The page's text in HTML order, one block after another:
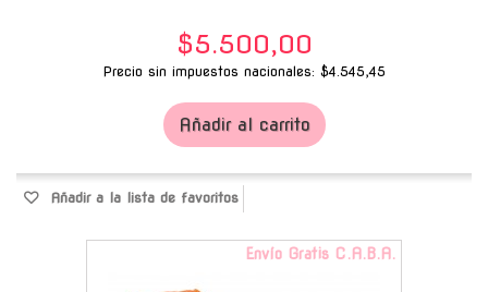
$5.500,00
Precio sin impuestos nacionales: $4.545,45
Añadir al carrito
Añadir a la lista de favoritos
Envío Gratis C.A.B.A.